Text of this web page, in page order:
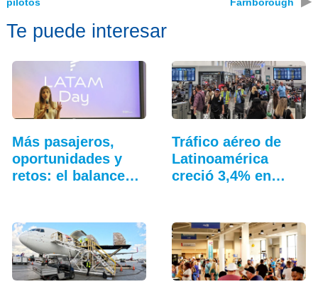
Te puede interesar
Más pasajeros,
oportunidades y
retos: el balance…
Tráfico aéreo de
Latinoamérica
creció 3,4% en